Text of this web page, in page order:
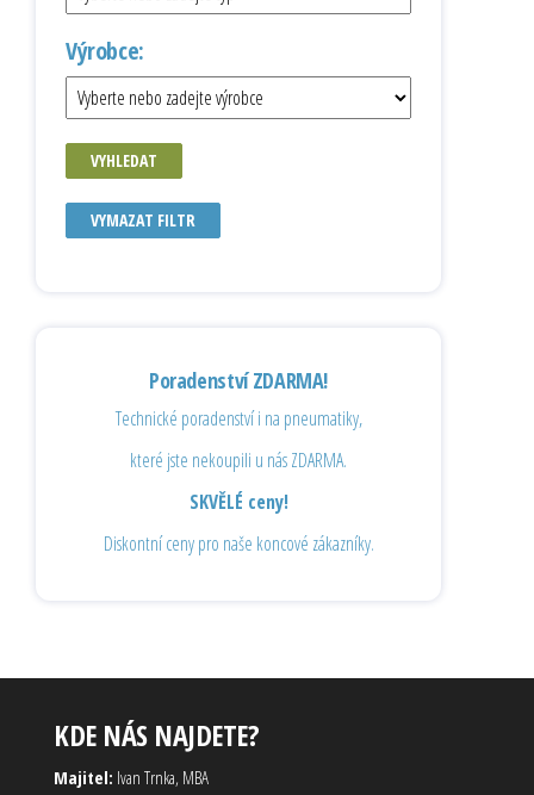
Výrobce:
VYHLEDAT
VYMAZAT FILTR
Poradenství ZDARMA!
Technické poradenství i na pneumatiky,
které jste nekoupili u nás ZDARMA.
SKVĚLÉ ceny!
Diskontní ceny pro naše koncové zákazníky.
KDE NÁS NAJDETE?
Majitel: Ivan Trnka, MBA